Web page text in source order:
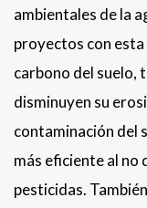
ambientales de la
proyectos con
carbono del suelo,
disminuyen su
contaminación del
más eficiente al
pesticidas.